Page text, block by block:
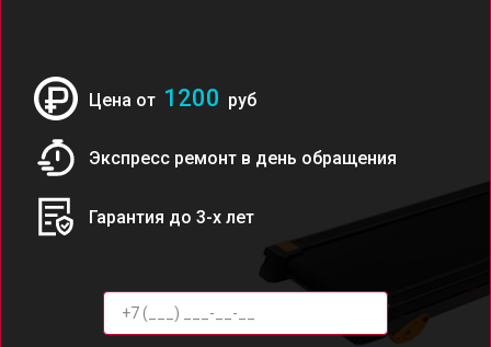
Цена от 1200 руб
Экспресс ремонт в день обращения
Гарантия до 3-х лет